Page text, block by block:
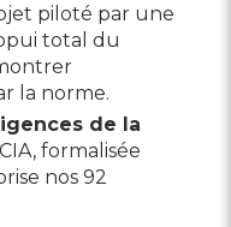
piloté par une
total du
la norme.​
de la
formalisée
nos 92